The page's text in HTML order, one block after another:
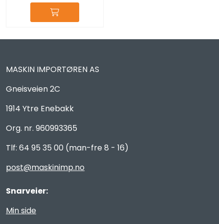
MASKIN IMPORTØREN AS
Gneisveien 2C
1914 Ytre Enebakk
Org. nr. 960993365
Tlf: 64 95 35 00 (man-fre 8 - 16)
post@maskinimp.no
Snarveier:
Min side